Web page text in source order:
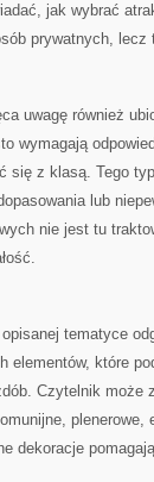
jak wybrać
prywatnych,
uwagę również
wymagają
się z klasą. Tego
lub
nie jest tu
tematyce
elementów, które
Czytelnik może
dekoracje